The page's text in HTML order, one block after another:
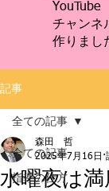
YouTube
チャンネ
作りまし
記事
全ての記事
指導の仕方
全ての記事
水曜夜は
森田 哲
2025年7月16日